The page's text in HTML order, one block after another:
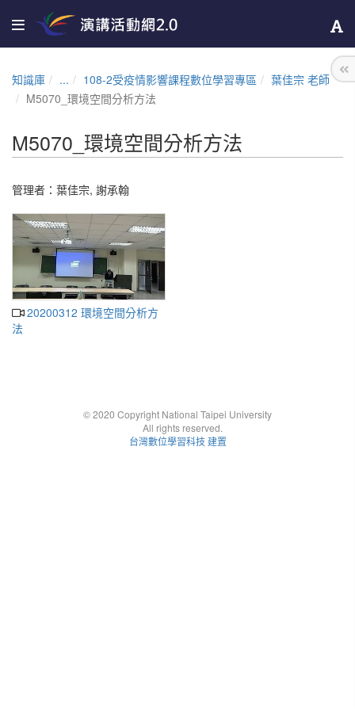
知識庫 ... 108-2受疫情影響課程數位學習專區
葉佳宗 老師
M5070_環境空間分析方法
M5070_環境空間分析方法
管理者： 葉佳宗, 謝承翰
20200312 環境空間分析方
法
© 2020 Copyright National Taipei University
All rights reserved.
台灣數位學習科技 建置